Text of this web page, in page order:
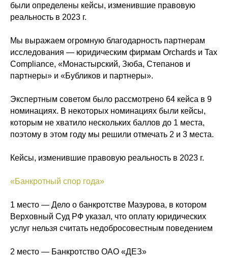
были определены кейсы, изменившие правовую
реальность в 2023 г.
Мы выражаем огромную благодарность партнерам
исследования — юридическим фирмам Orchards и Tax
Compliance, «Монастырский, Зюба, Степанов и
партнеры» и «Бубликов и партнеры».
Экспертным советом было рассмотрено 64 кейса в 9
номинациях. В некоторых номинациях были кейсы,
которым не хватило нескольких баллов до 1 места,
поэтому в этом году мы решили отмечать 2 и 3 места.
Кейсы, изменившие правовую реальность в 2023 г.
«Банкротный спор года»
1 место — Дело о банкротстве Мазурова, в котором
Верховный Суд РФ указал, что оплату юридических
услуг нельзя считать недобросовестным поведением
2 место — Банкротство ОАО «ДЕЗ»